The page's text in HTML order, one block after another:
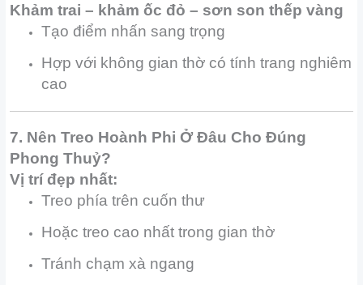
Khảm trai – khảm ốc đỏ – sơn son thếp vàng
Tạo điểm nhấn sang trọng
Hợp với không gian thờ có tính trang nghiêm
cao
7. Nên Treo Hoành Phi Ở Đâu Cho Đúng
Phong Thuỷ?
Vị trí đẹp nhất:
Treo phía trên cuốn thư
Hoặc treo cao nhất trong gian thờ
Tránh chạm xà ngang